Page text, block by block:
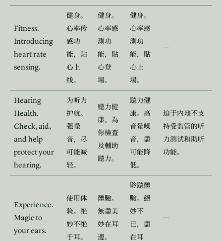
Fitness.
Introducing
heart rate
sensing.
健身。
心率传
感功
能，贴
心上
线。
健身。
心率感
測功
能，貼
心登
場。
健身。
心率感
測功
能，貼
心上
場。
—
Hearing
Health.
Check, aid,
and help
protect your
hearing.
为听力
护航。
强噪
音，尽
可能减
轻。
聽力健
康。為
你檢查
及輔助
聽力。
聽力健
康。高
音量噪
音，盡
可能降
低。
迫于内地不支
持受监管的听
力测试和助听
功能。
Experience.
Magic to
your ears.
使用体
验。绝
妙不绝
于耳。
體驗。
無盡美
妙在耳
邊。
聆聽體
驗。絕
妙不
已，盡
在耳
—